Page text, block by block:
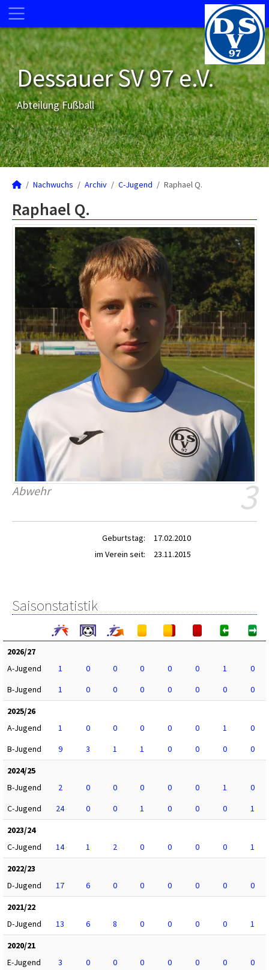
Dessauer SV 97 e.V.
Abteilung Fußball
Nachwuchs Archiv C-Jugend Raphael Q.
Raphael Q.
3
Abwehr
Geburtstag:
17.02.2010
im Verein seit:
23.11.2015
Saisonstatistik
2026/27
A-Jugend
1 0 0 0 0 0 1
0
B-Jugend
1 0 0 0 0 0 0
0
2025/26
A-Jugend
1 0 0 0 0 0 1
0
B-Jugend
9 3 1 1 0 0 0
0
2024/25
B-Jugend
2 0 0 0 0 0 1
0
C-Jugend
24 0 0 1 0 0 0
1
2023/24
C-Jugend
14 1 2 0 0 0 0
1
2022/23
D-Jugend
17 6 0 0 0 0 0
0
2021/22
D-Jugend
13 6 8 0 0 0 0
1
2020/21
E-Jugend
3 0 0 0 0 0 0
0